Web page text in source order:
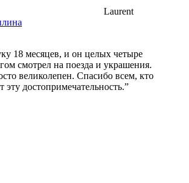
Laurent
18 месяцев, и он целых четыре
смотрел на поезда и украшения.
великолепен. Спасибо всем, кто
эту достопримечательность.”